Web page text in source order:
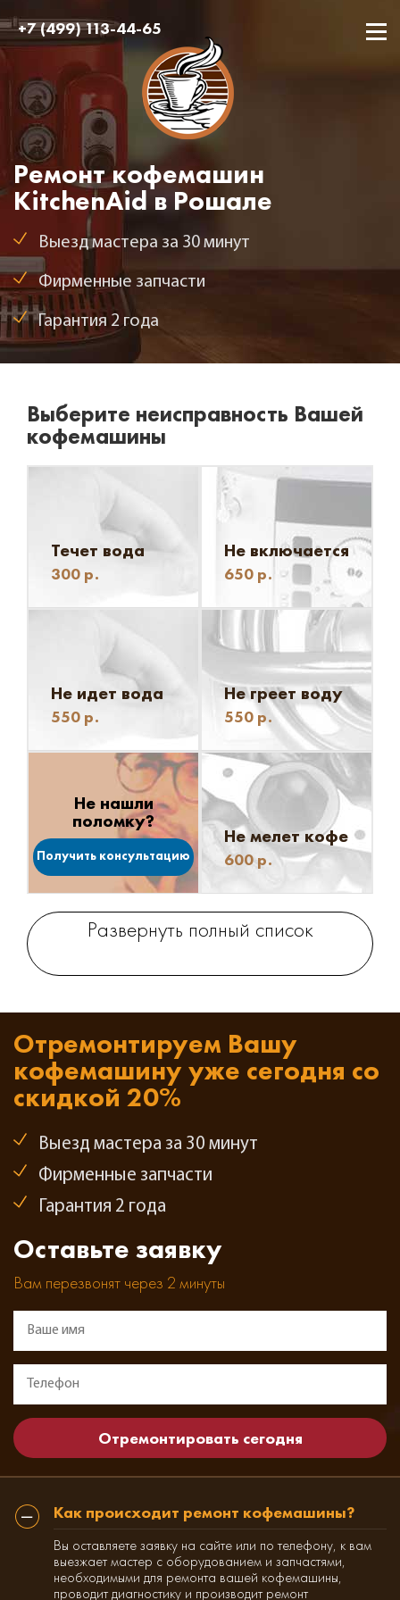
+7 (499) 113-44-65
Ремонт кофемашин
KitchenAid в Рошале
Выезд мастера за 30 минут
Фирменные запчасти
Гарантия 2 года
Выберите неисправность Вашей
кофемашины
Течет вода
300 р.
Не включается
650 р.
Не идет вода
550 р.
Не греет воду
550 р.
Не нашли
поломку?
Получить консультацию
Не мелет кофе
600 р.
Развернуть полный список
Отремонтируем Вашу
кофемашинууже сегодня со
скидкой 20%
Выезд мастера за 30 минут
Фирменные запчасти
Гарантия 2 года
Оставьте заявку
Вам перезвонят через 2 минуты
Как происходит ремонт кофемашины?
Вы оставляете заявку на сайте или по телефону, к вам
выезжает мастер с оборудованием и запчастями,
необходимыми для ремонта вашей кофемашины,
проводит диагностику и производит ремонт